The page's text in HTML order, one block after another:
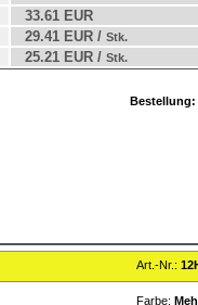
33.61 EUR
29.41 EUR / Stk.
25.21 EUR / Stk.
Bestellung:
Art.-Nr.:
Farbe: